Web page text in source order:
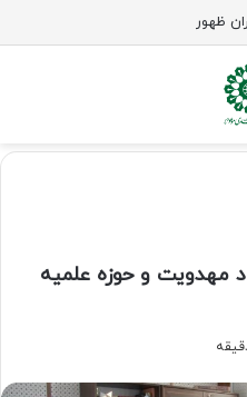
ظهور
مهدویت و حوزه علمیه